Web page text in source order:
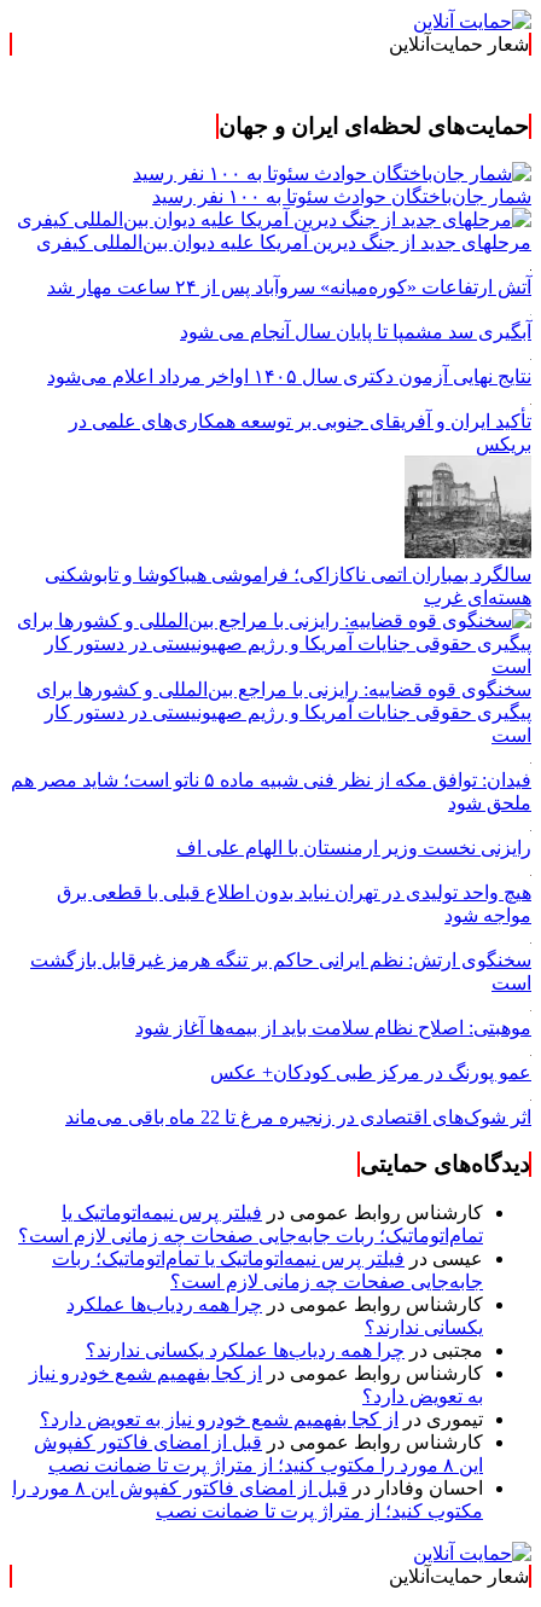
شعار حمایت‌آنلاین
حمایت‌های لحظه‌ای ایران و جهان
شمار جان‌باختگان حوادث سئوتا به ۱۰۰ نفر رسید
مرحله‎ای جدید از جنگ دیرین آمریکا علیه دیوان بین‌المللی کیفری
آتش ارتفاعات «کوره‌میانه» سروآباد پس از ۲۴ ساعت مهار شد
آبگیری سد مشمپا تا پایان سال آنجام می شود
نتایج نهایی آزمون دکتری سال ۱۴۰۵ اواخر مرداد اعلام می‌شود
تأکید ایران و آفریقای جنوبی بر توسعه همکاری‌های علمی در
بریکس
سالگرد بمباران اتمی ناکازاکی؛ فراموشی هیباکوشا و تابوشکنی
هسته‌ای غرب
سخنگوی قوه قضاییه: رایزنی‌ با مراجع بین‌المللی و کشور‌ها برای
پیگیری حقوقی جنایات آمریکا و رژیم صهیونیستی در دستور کار
است
فیدان: توافق مکه از نظر فنی شبیه ماده ۵ ناتو است؛ شاید مصر هم
ملحق شود
رایزنی نخست وزیر ارمنستان با الهام علی اف
هیچ واحد تولیدی در تهران نباید بدون اطلاع قبلی با قطعی برق
مواجه شود
سخنگوی ارتش: نظم ایرانی حاکم بر تنگه هرمز غیرقابل بازگشت
است
موهبتی: اصلاح نظام سلامت باید از بیمه‌ها آغاز شود
عمو پورنگ در مرکز طبی کودکان+ عکس
اثر شوک‌های اقتصادی در زنجیره مرغ تا 22 ماه باقی می‌ماند
دیدگاه‌های حمایتی
کارشناس روابط عمومی در فیلتر پرس نیمه‌اتوماتیک یا
تمام‌اتوماتیک؛ ربات جابه‌جایی صفحات چه زمانی لازم است؟
عیسی در فیلتر پرس نیمه‌اتوماتیک یا تمام‌اتوماتیک؛ ربات
جابه‌جایی صفحات چه زمانی لازم است؟
کارشناس روابط عمومی در چرا همه ردیاب‌ها عملکرد
یکسانی ندارند؟
مجتبی در چرا همه ردیاب‌ها عملکرد یکسانی ندارند؟
کارشناس روابط عمومی در
از کجا بفهمیم شمع خودرو نیاز
به تعویض دارد؟
تیموری در
از کجا بفهمیم شمع خودرو نیاز به تعویض دارد؟
کارشناس روابط عمومی در قبل از امضای فاکتور کفپوش
این ۸ مورد را مکتوب کنید؛ از متراژ پرت تا ضمانت نصب
احسان وفادار در
قبل از امضای فاکتور کفپوش این ۸ مورد را
مکتوب کنید؛ از متراژ پرت تا ضمانت نصب
شعار حمایت‌آنلاین